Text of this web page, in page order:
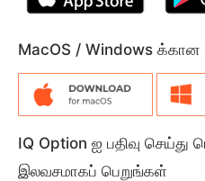
MacOS / Windows க்கான
IQ Option ஐ பதிவு
இலவசமாகப் பெறுங்கள்